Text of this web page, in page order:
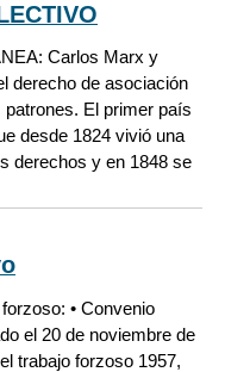
Carlos Marx y
derecho de asociación
El primer país
desde 1824 vivió una
derechos y en 1848 se
• Convenio
el 20 de noviembre de
trabajo forzoso 1957,